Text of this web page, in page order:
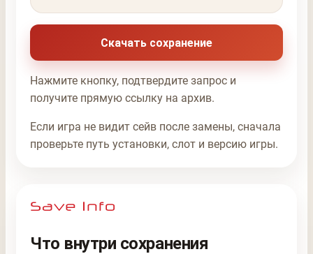
Скачать сохранение
Нажмите кнопку, подтвердите запрос и
получите прямую ссылку на архив.
Если игра не видит сейв после замены, сначала
проверьте путь установки, слот и версию игры.
Что внутри сохранения